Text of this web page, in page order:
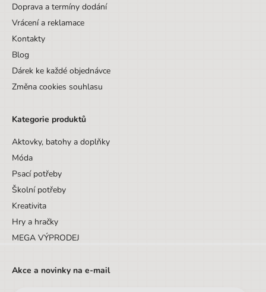
Doprava a termíny dodání
Vrácení a reklamace
Kontakty
Blog
Dárek ke každé objednávce
Změna cookies souhlasu
Kategorie produktů
Aktovky, batohy a doplňky
Móda
Psací potřeby
Školní potřeby
Kreativita
Hry a hračky
MEGA VÝPRODEJ
Akce a novinky na e-mail